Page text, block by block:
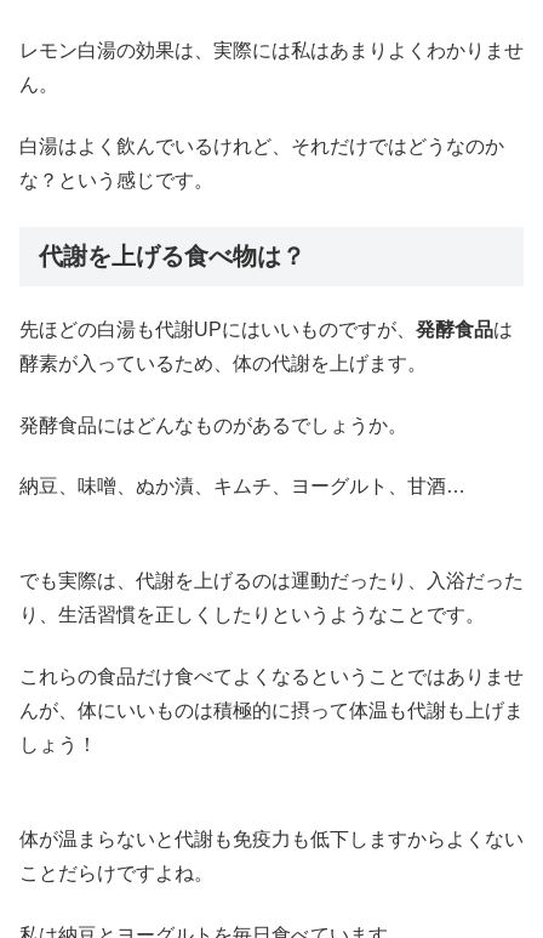
レモン白湯の効果は、実際には私はあまりよくわかりませ
ん。
白湯はよく飲んでいるけれど、それだけではどうなのか
な？という感じです。
代謝を上げる食べ物は？
先ほどの白湯も代謝UPにはいいものですが、 発酵食品は
酵素が入っているため、体の代謝を上げます。
発酵食品にはどんなものがあるでしょうか。
納豆、味噌、ぬか漬、キムチ、ヨーグルト、甘酒…
でも実際は、代謝を上げるのは運動だったり、入浴だった
り、生活習慣を正しくしたりというようなことです。
これらの食品だけ食べてよくなるということではありませ
んが、体にいいものは積極的に摂って体温も代謝も上げま
しょう！
体が温まらないと代謝も免疫力も低下しますからよくない
ことだらけですよね。